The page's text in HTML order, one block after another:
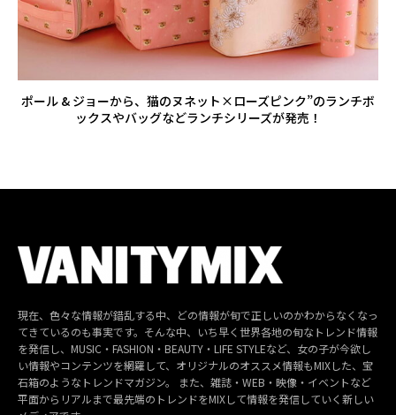
ポール & ジョーから、猫のヌネット×ローズピンク”のランチボ
ックスやバッグなどランチシリーズが発売！
現在、色々な情報が錯乱する中、どの情報が旬で正しいのかわからなくなっ
てきているのも事実です。そんな中、いち早く世界各地の旬なトレンド情報
を発信し、MUSIC・FASHION・BEAUTY・LIFE STYLEなど、女の子が今欲し
い情報やコンテンツを網羅して、オリジナルのオススメ情報もMIXした、宝
石箱のようなトレンドマガジン。 また、雑誌・WEB・映像・イベントなど
平面からリアルまで最先端のトレンドをMIXして情報を発信していく新しい